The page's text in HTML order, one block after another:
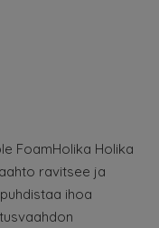
FoamHolika Holika
ravitsee ja
ihoa